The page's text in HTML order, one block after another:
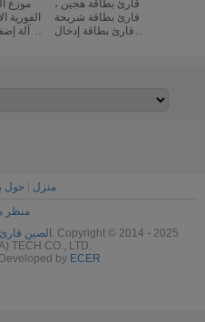
موزع
الفورية
، آلة
قارئ بطاقة هجين ،
قارئ بطاقة شريحة
، قارئ بطاقة إدخال
منزل |حول
منظر
الصين
TECH CO., LTD.
by ECER